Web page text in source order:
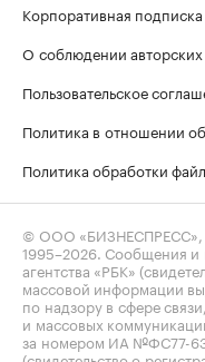
Корпоративная подписка
О соблюдении авторских
Пользовательское
Политика в отношении
Политика обработки
© ООО
1995–2026 . Сообщения
агентства «РБК»
массовой информации
по надзору в сфере
и массовых
за номером ИА №ФС77-